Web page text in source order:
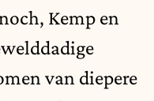
Kemp en
van diepere